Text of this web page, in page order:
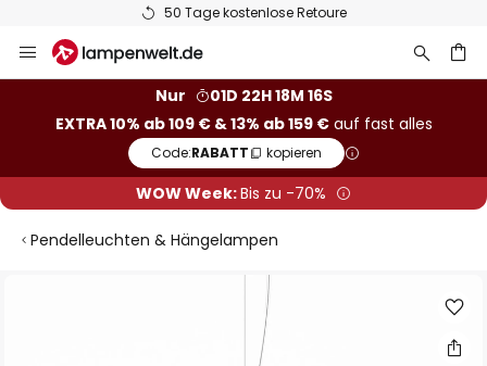
50 Tage kostenlose Retoure
Inhalt
Nur
01D 22H 18M 15S
EXTRA 10% ab 109 € & 13% ab 159 €auf fast alles
Code:RABATT kopieren
WOW Week:Bis zu -70%
Pendelleuchten & Hängelampen